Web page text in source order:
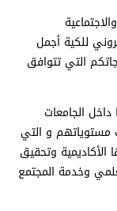
للكية أجمل
التي تتوافق
الجامعات
مستوياتهم و التي
الأكاديمية وتحقيق
وخدمة المجتمع